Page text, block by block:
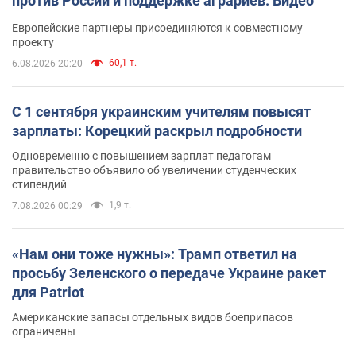
Европейские партнеры присоединяются к совместному
проекту
6.08.2026 20:20 60,1 т.
С 1 сентября украинским учителям повысят
зарплаты: Корецкий раскрыл подробности
Одновременно с повышением зарплат педагогам
правительство объявило об увеличении студенческих
стипендий
7.08.2026 00:29 1,9 т.
«Нам они тоже нужны»: Трамп ответил на
просьбу Зеленского о передаче Украине ракет
для Patriot
Американские запасы отдельных видов боеприпасов
ограничены